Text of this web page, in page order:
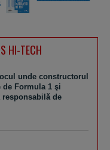
HI-TECH
unde constructorul
Formula 1 şi
responsabilă de